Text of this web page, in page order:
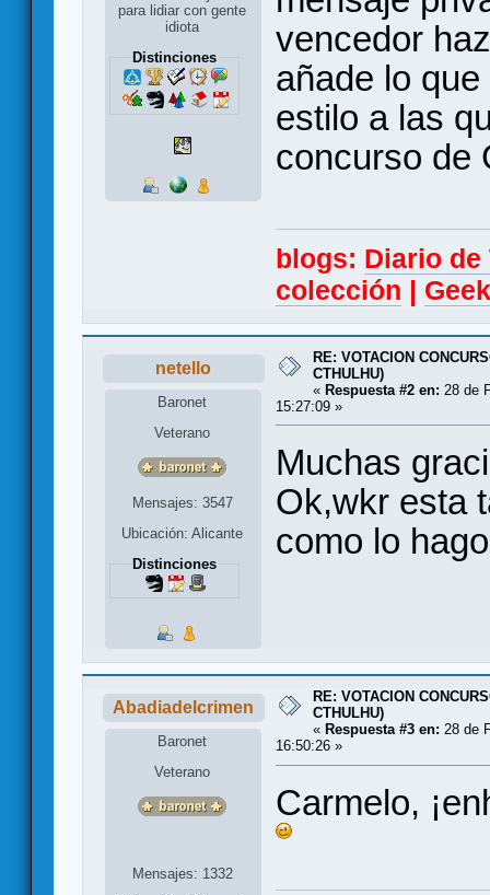
para lidiar con gente
idiota
Distinciones
vencedor
añade lo
estilo a las
concurso de
blogs: Diario
colección |
netello
Baronet
Veterano
Mensajes: 3547
Ubicación: Alicante
Distinciones
RE: VOTACION
CTHULHU)
« Respuesta #2 en: 28 de
15:27:09 »
Muchas
Ok,wkr esta
como lo hago
Abadiadelcrimen
Baronet
Veterano
Mensajes: 1332
RE: VOTACION
CTHULHU)
« Respuesta #3 en: 28 de
16:50:26 »
Carmelo,